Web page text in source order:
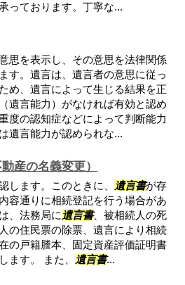
っております。丁寧な...
思を表示し、その意思を法律関係
す。遺言は、遺言者の意思に従っ
め、遺言によって生じる結果を正
遺言能力）がなければ有効と認め
度の認知症などによって判断能力
遺言能力が認められな...
産の名義変更）
します。このときに、 遺言書が存
容通りに相続登記を行う場合があ
、法務局に 遺言書、被相続人の死
の住民票の除票、遺言により相続
の戸籍謄本、固定資産評価証明書
ます。 また、
遺言書...